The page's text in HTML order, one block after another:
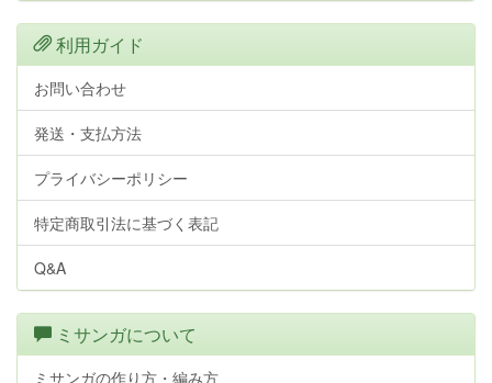
利用ガイド
お問い合わせ
発送・支払方法
プライバシーポリシー
特定商取引法に基づく表記
Q&A
ミサンガについて
ミサンガの作り方・編み方